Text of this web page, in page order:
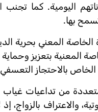
اليومية. كما
بها.
المعني بحرية
المعنية بتعزيز
الخاص بالاحتجاز
من تداعيات غياب
والاعتراف